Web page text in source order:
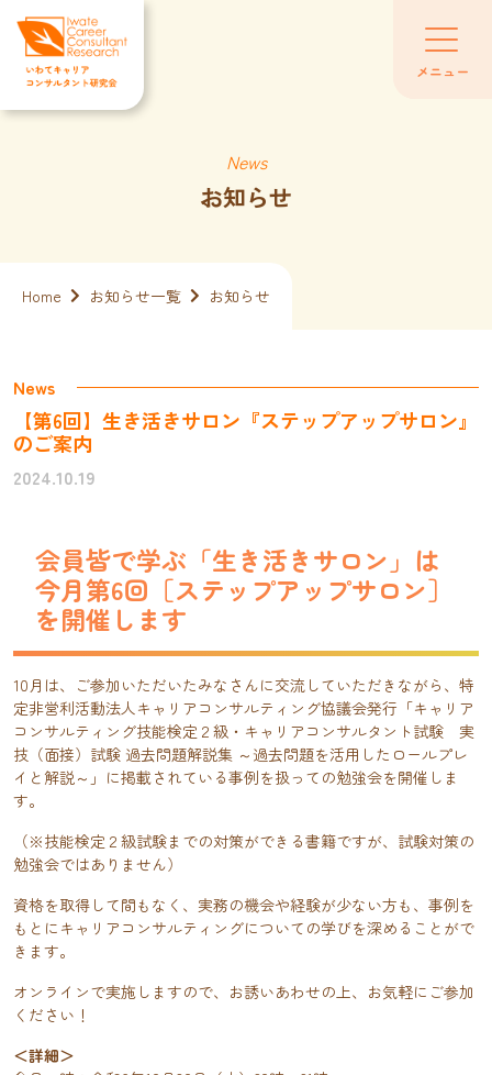
content
メニュー
News
お知らせ
Home お知らせ一覧 お知らせ
News
【第6回】生き活きサロン『ステップアップサロン』
のご案内
2024.10.19
会員皆で学ぶ「生き活きサロン」は
今月第6回［ステップアップサロン］
を開催します
10月は、ご参加いただいたみなさんに交流していただきながら、特
定非営利活動法人キャリアコンサルティング協議会発行「キャリア
コンサルティング技能検定２級・キャリアコンサルタント試験 実
技（面接）試験 過去問題解説集 ～過去問題を活用したロールプレ
イと解説～」に掲載されている事例を扱っての勉強会を開催しま
す。
（※技能検定２級試験までの対策ができる書籍ですが、試験対策の
勉強会ではありません）
資格を取得して間もなく、実務の機会や経験が少ない方も、事例を
もとにキャリアコンサルティングについての学びを深めることがで
きます。
オンラインで実施しますので、お誘いあわせの上、お気軽にご参加
ください！
＜詳細＞